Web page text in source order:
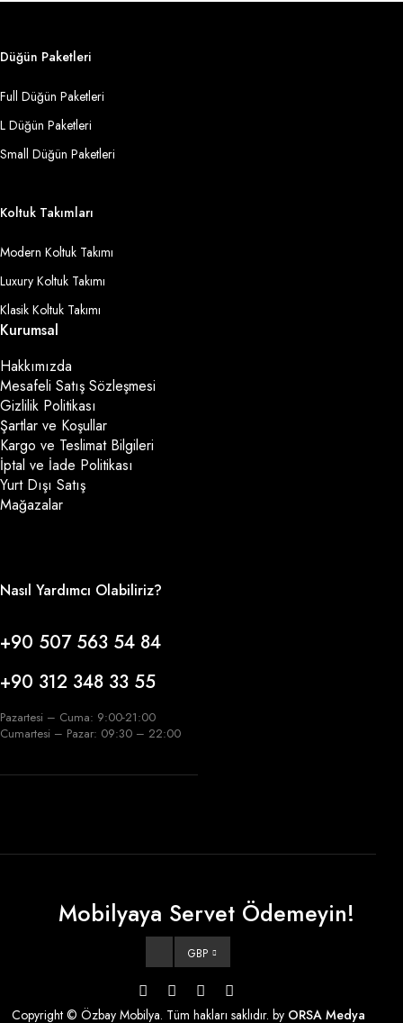
Düğün Paketleri
Full Düğün Paketleri
L Düğün Paketleri
Small Düğün Paketleri
Koltuk Takımları
Modern Koltuk Takımı
Luxury Koltuk Takımı
Klasik Koltuk Takımı
Kurumsal
Hakkımızda
Mesafeli Satış Sözleşmesi
Gizlilik Politikası
Şartlar ve Koşullar
Kargo ve Teslimat Bilgileri
İptal ve İade Politikası
Yurt Dışı Satış
Mağazalar
Nasıl Yardımcı Olabiliriz?
+90 507 563 54 84
+90 312 348 33 55
Pazartesi – Cuma: 9:00-21:00
Cumartesi – Pazar: 09:30 – 22:00
Mobilyaya Servet Ödemeyin!
GBP
Copyright © Özbay Mobilya. Tüm hakları saklıdır. by ORSA Medya